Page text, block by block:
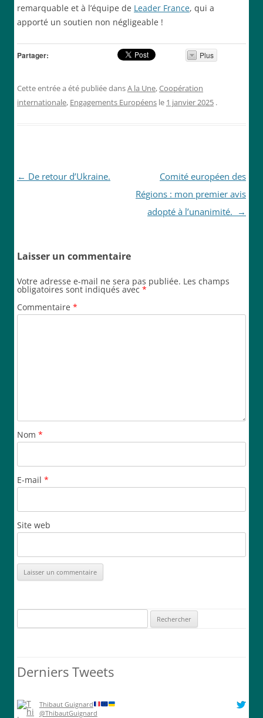
remarquable et à l’équipe de Leader France, qui a
apporté un soutien non négligeable !
Partager: Plus
Cette entrée a été publiée dansA la Une,Coopération
internationale, Engagements Européens le 1 janvier 2025 .
Navigation
← De retour d’Ukraine.
Comité européen des
Régions : mon premier avis
adopté à l’unanimité. →
Laisser un commentaire
Votre adresse e-mail ne sera pas publiée. Les champs
obligatoires sont indiqués avec *
Commentaire *
Nom *
E-mail *
Site web
Derniers Tweets
Thibaut Guignard
@ThibautGuignard